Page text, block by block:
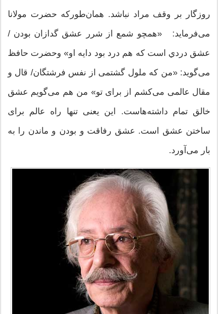
روزگار بر وقف مراد نباشد. همان‌طورکه حضرت مولانا
می‌فرماید: «همچو شمع از شرر عشق گدازان بودن /
عشق دردي است که هم درد بود دايه او» وحضرت حافظ
می‌گوید: «من که ملول گشتمی از نفس فرشتگان/ قال و
مقال عالمی می‌کشم از برای تو» من هم می‌گویم عشق
خالق تمام داشته‌هاست. این یعنی تنها راه عالم برای
ساختن عشق است. عشق رفاقت و بودن و ماندن را به
بار می‌آورد.